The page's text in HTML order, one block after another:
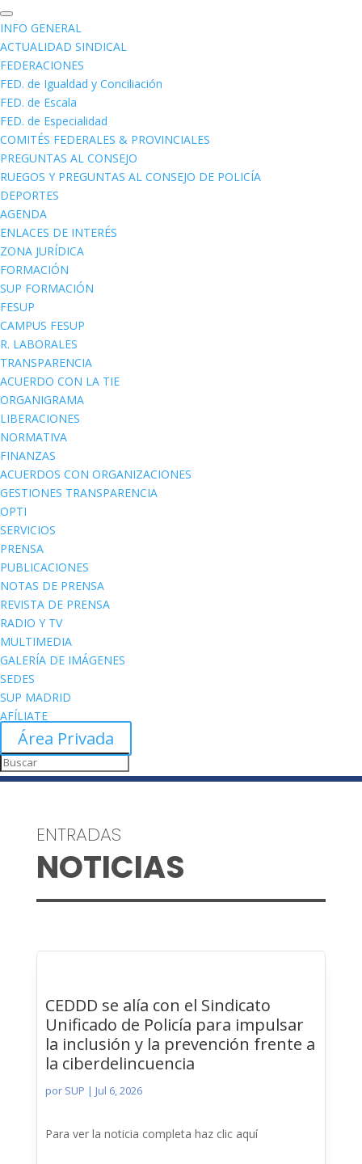
INFO GENERAL
ACTUALIDAD SINDICAL
FEDERACIONES
FED. de Igualdad y Conciliación
FED. de Escala
FED. de Especialidad
COMITÉS FEDERALES & PROVINCIALES
PREGUNTAS AL CONSEJO
RUEGOS Y PREGUNTAS AL CONSEJO DE POLICÍA
DEPORTES
AGENDA
ENLACES DE INTERÉS
ZONA JURÍDICA
FORMACIÓN
SUP FORMACIÓN
FESUP
CAMPUS FESUP
R. LABORALES
TRANSPARENCIA
ACUERDO CON LA TIE
ORGANIGRAMA
LIBERACIONES
NORMATIVA
FINANZAS
ACUERDOS CON ORGANIZACIONES
GESTIONES TRANSPARENCIA
OPTI
SERVICIOS
PRENSA
PUBLICACIONES
NOTAS DE PRENSA
REVISTA DE PRENSA
RADIO Y TV
MULTIMEDIA
GALERÍA DE IMÁGENES
SEDES
SUP MADRID
AFÍLIATE
Área Privada
ENTRADAS
NOTICIAS
CEDDD se alía con el Sindicato
Unificado de Policía para impulsar
la inclusión y la prevención frente a
la ciberdelincuencia
por SUP | Jul 6, 2026
Para ver la noticia completa haz clic aquí